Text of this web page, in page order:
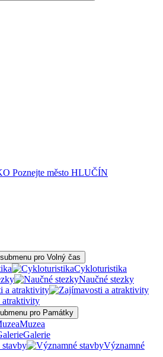
Poznejte město HLUČÍN
pro Volný čas
Cykloturistika
Naučné stezky
atraktivity
pro Památky
Muzea
Galerie
Významné